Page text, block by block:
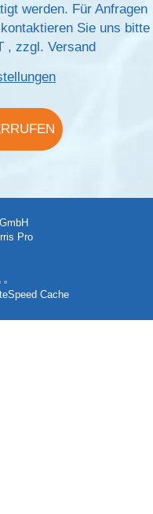
werden. Für Anfragen
Sie uns bitte
, zzgl. Versand
Pro
Cache